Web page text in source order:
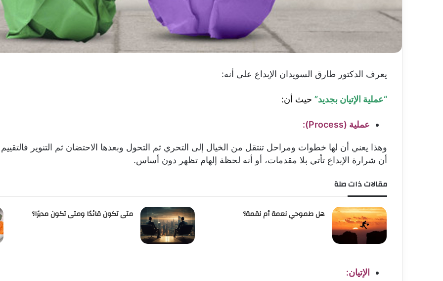
يعرف الدكتور طارق السويدان الإبداع على أنه:
“عملية الإتيان بجديد” حيث أن:
عملية (Process):
وهذا يعني أن لها خطوات ومراحل تنتقل من الخيال إلى التحري ثم التحول وبعدها الاحتضان ثم التنوير
أن شرارة الإبداع تأتي بلا مقدمات، أو أنه لحظة إلهام تظهر دون أساس.
مقالات ذات صلة
هل طموحي نعمة أم نقمة؟ متى تكون قائدًا ومتى تكون مديرًا؟
الإتيان: